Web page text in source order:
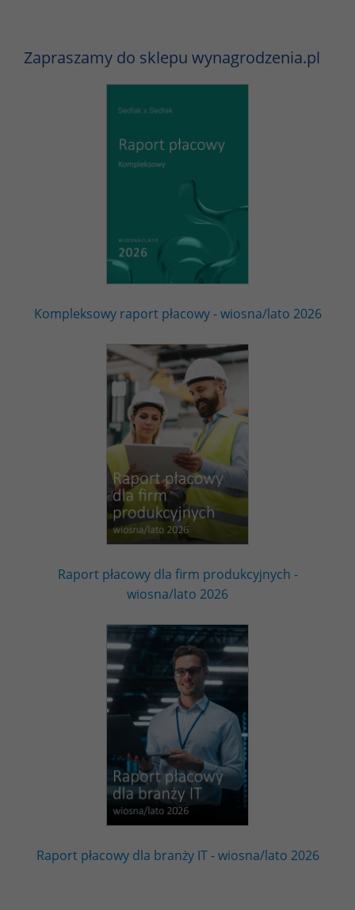
Zapraszamy do sklepu wynagrodzenia.pl
Kompleksowy raport płacowy - wiosna/lato 2026
Raport płacowy dla firm produkcyjnych -
wiosna/lato 2026
Raport płacowy dla branży IT - wiosna/lato 2026